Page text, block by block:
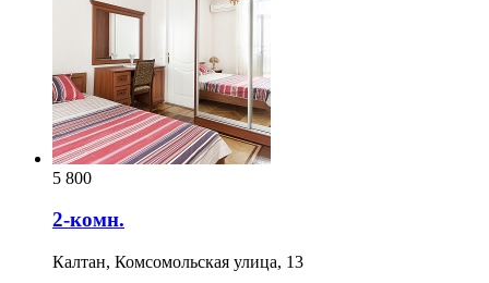
5 800
2-комн.
Калтан, Комсомольская улица, 13